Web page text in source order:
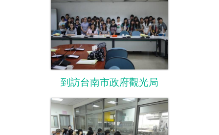
到訪台南市政府觀光局